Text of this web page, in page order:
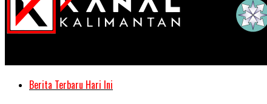
Berita Terbaru Hari Ini